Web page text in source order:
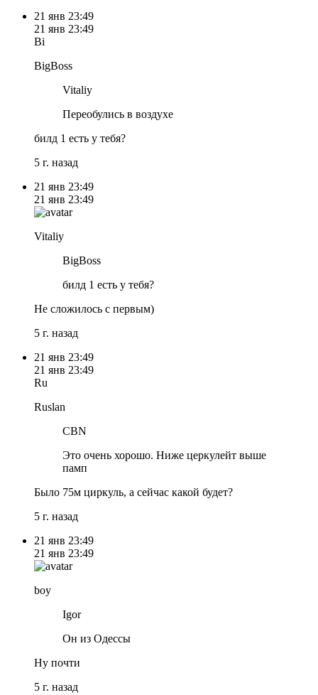
21 янв 23:49
21 янв 23:49
Bi
BigBoss
Vitaliy
Переобулись в воздухе
билд 1 есть у тебя?
5 г. назад
21 янв 23:49
21 янв 23:49
Vitaliy
BigBoss
билд 1 есть у тебя?
Не сложилось с первым)
5 г. назад
21 янв 23:49
21 янв 23:49
Ru
Ruslan
CBN
Это очень хорошо. Ниже церкулейт выше
памп
Было 75м циркуль, а сейчас какой будет?
5 г. назад
21 янв 23:49
21 янв 23:49
boy
Igor
Он из Одессы
Ну почти
5 г. назад